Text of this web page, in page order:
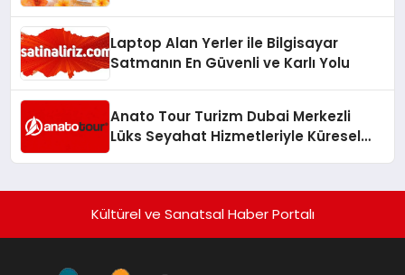
Laptop Alan Yerler ile Bilgisayar
Satmanın En Güvenli ve Karlı Yolu
Anato Tour Turizm Dubai Merkezli
Lüks Seyahat Hizmetleriyle Küresel
Kültürel ve Sanatsal Haber Portalı